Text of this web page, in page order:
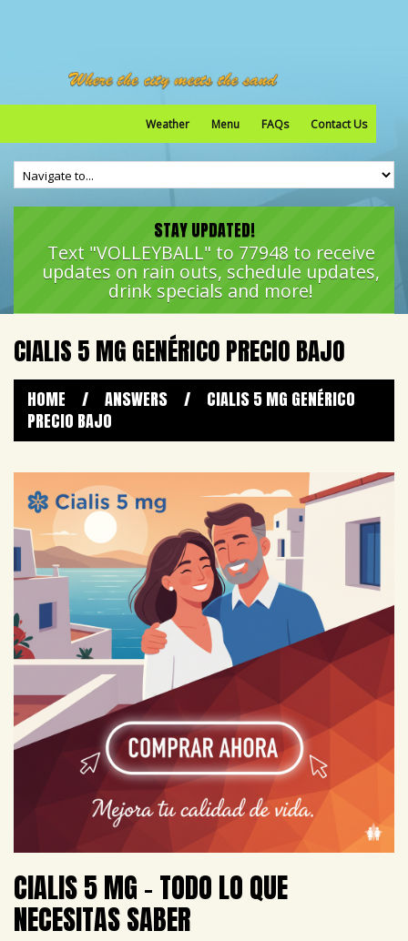
Weather Menu FAQs Contact Us
STAY UPDATED!
Text "VOLLEYBALL" to 77948 to receive
updates on rain outs, schedule updates,
drink specials and more!
CIALIS 5 MG GENÉRICO PRECIO BAJO
HOME / ANSWERS /
CIALIS 5 MG GENÉRICO
PRECIO BAJO
CIALIS 5 MG – TODO LO QUE
NECESITAS SABER